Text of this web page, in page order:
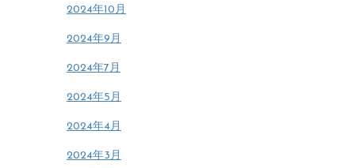
2024年10月
2024年9月
2024年7月
2024年5月
2024年4月
2024年3月